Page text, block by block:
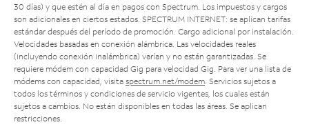
30 días) y que estén al día en pagos con Spectrum. Los impuestos y cargos
son adicionales en ciertos estados. SPECTRUM INTERNET: se aplican tarifas
estándar después del período de promoción. Cargo adicional por instalación.
Velocidades basadas en conexión alámbrica. Las velocidades reales
(incluyendo conexión inalámbrica) varían y no están garantizadas. Se
requiere módem con capacidad Gig para velocidad Gig. Para ver una lista de
módems con capacidad, visita spectrum.net/modem . Servicios sujetos a
todos los términos y condiciones de servicio vigentes, los cuales están
sujetos a cambios. No están disponibles en todas las áreas. Se aplican
restricciones.